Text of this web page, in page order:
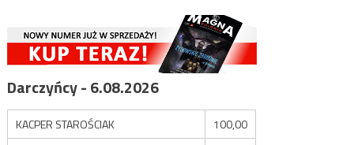
Darczyńcy - 6.08.2026
KACPER STAROŚCIAK
100,00